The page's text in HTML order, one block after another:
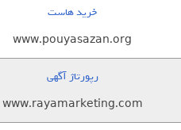
خرید هاست
www.pouyasazan.org
رپورتاژ آگهی
www.rayamarketing.com